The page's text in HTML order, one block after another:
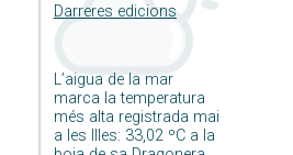
Darreres edicions
L’aigua de la mar
marca la temperatura
més alta registrada mai
a les Illes: 33,02 ºC a la